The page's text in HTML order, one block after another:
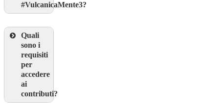
#VulcanicaMente3?
Quali
sono i
requisiti
per
accedere
ai
contributi?